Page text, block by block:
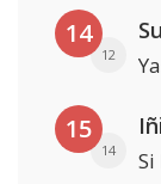
14
12
15
14 Si